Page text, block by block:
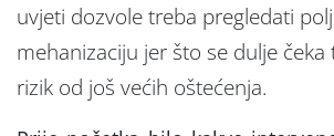
uvjeti dozvole treba pregledati
mehanizaciju jer što se dulje čeka
rizik od još većih oštećenja.